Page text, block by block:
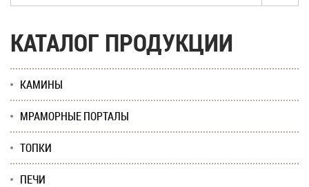
КАТАЛОГ ПРОДУКЦИИ
КАМИНЫ
МРАМОРНЫЕ ПОРТАЛЫ
ТОПКИ
ПЕЧИ